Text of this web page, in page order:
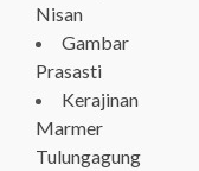
Nisan
Gambar
Prasasti
Kerajinan
Marmer
Tulungagung